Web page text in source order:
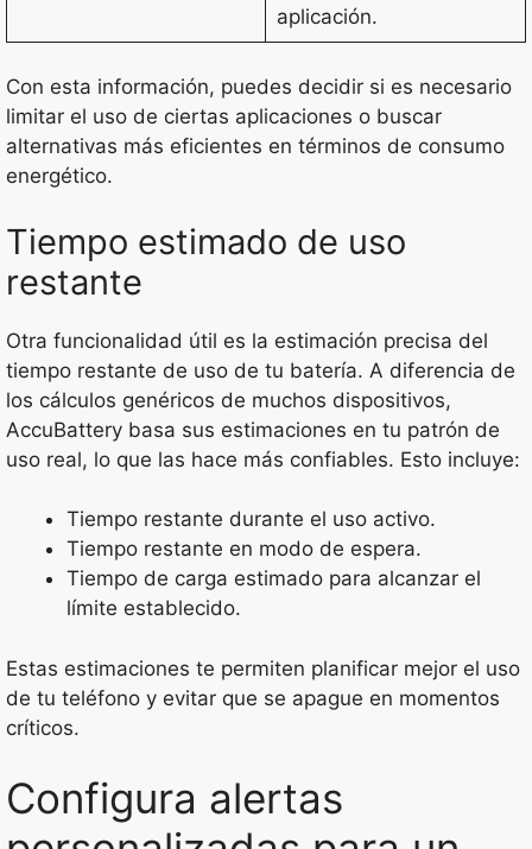
aplicación.
Con esta información, puedes decidir si es necesario
limitar el uso de ciertas aplicaciones o buscar
alternativas más eficientes en términos de consumo
energético.
Tiempo estimado de uso
restante
Otra funcionalidad útil es la estimación precisa del
tiempo restante de uso de tu batería. A diferencia de
los cálculos genéricos de muchos dispositivos,
AccuBattery basa sus estimaciones en tu patrón de
uso real, lo que las hace más confiables. Esto incluye:
Tiempo restante durante el uso activo.
Tiempo restante en modo de espera.
Tiempo de carga estimado para alcanzar el
límite establecido.
Estas estimaciones te permiten planificar mejor el uso
de tu teléfono y evitar que se apague en momentos
críticos.
Configura alertas